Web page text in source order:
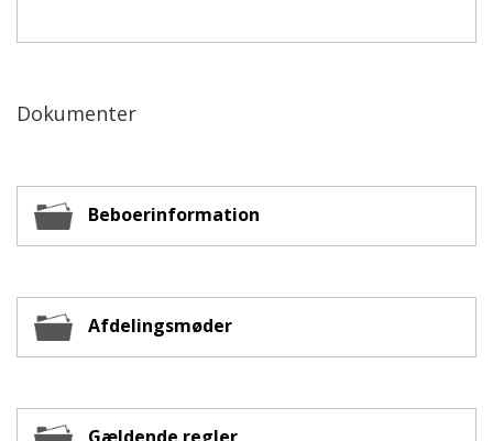
Dokumenter
Beboerinformation
Afdelingsmøder
Gældende regler